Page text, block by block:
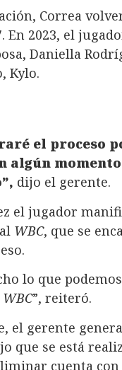
Correa
En 2023, el
Daniella
Kylo.
el proceso
algún
dijo el gerente.
el jugador
WBC, que se
lo que
WBC”, reiteró.
el gerente
que se está
cuenta con